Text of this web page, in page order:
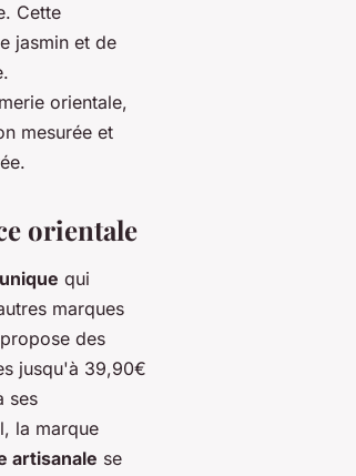
Cette
jasmin et de
orientale,
mesurée et
orientale
qui
marques
des
jusqu'à 39,90€
ses
la marque
artisanale se